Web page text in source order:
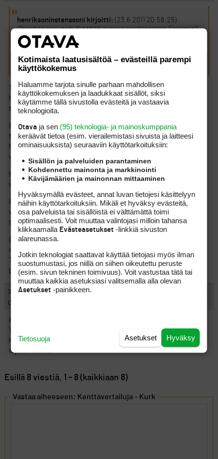
henriksoninstenssoni kirjoitti: (23.6.2011 20:58:25)
Onkohan joku pelaillut tänä vuonna nordcenterin Freamia?
Millaisessa kunnossa kenttä on? Onko oikeasti niin vaikea
mitä nordcenterin sivut ja slope taulukko väittävät? Ja
myöskin koska en sivuilta löytänyt väyläesittylejä löytänyt
niin onko kenttä kovin kapea ?
Taisin tuossa abt kuukausi sitten ihmetellä Freamin griinien
heikkoa toipumista remontista ja erittäin lievää kehitystä on
tapahtunut muutaman viikon aikana.
Etuysin 8. ainoa ns. laikuton griini alkutaipaleella –
takalenkilläkin griinien taso kokonaisuudessaan tyydyttävä –
hyvä että edes vihreitä pääosin väriltään ja heikosti
vastaanottavia.
Hirsalan kenttää vastaavasti voi suositella kuntonsa puolesta
vaativallekin pelaajalle per eilen.
Hieman suurimpia ryteikköjä väylien vierustoilta perattu viime
vuodesta, mutta edelleenkään ’out’- paalujen lisäämiselle ei
tarvetta nykykunnossakaan ole.
Olisikohan noita valkoisten paalujen reunustamia väyliä ollut
nykyisinkin puolisen tusinaa.
Tämä tosin mielikuvaan perustuva ynnäys – korjatkoon asiaan
perehtyneet.
30.6.2011 17:56:00 #439295 ILMOITA ASIATON VIESTI
Calce
Kiva kuulla että Kurk on hyvässä kunnossa.
Vuosaaren greenit ovat nyt aivan huimasti paremmassa
kunnossa kun kesäkuun alussa jolloin lumihomehoitoa oli tehty
rajulla kädellä.
Esillä 8 viestiä, 1 - 8 (kaikkiaan 8)
Vastaa aiheeseen: Kenttävertailuja – Kurk
Kotimaista laatusisältöä – evästeillä parempi
käyttökokemus
Haluamme tarjota sinulle parhaan mahdollisen
käyttökokemuksen ja laadukkaat sisällöt, siksi
käytämme tällä sivustolla evästeitä ja vastaavia
teknologioita.
Otava ja sen (95) teknologia- ja mainoskumppania
keräävät tietoa (esim. vierailemis­tasi sivuista ja laitteesi
ominaisuuk­sista) seuraaviin käyttötarkoituksiin:
Sisällön ja palveluiden parantaminen
Kohdennettu mainonta ja markkinointi
Kävijämäärien ja mainonnan mittaaminen
Hyväksymällä evästeet, annat luvan tietojesi käsittelyyn
näihin käyttötarkoituksiin. Mikäli et hyväksy evästeitä,
osa palveluista tai sisällöistä ei välttämättä toimi
optimaalisesti. Voit muuttaa valintojasi milloin tahansa
klikkaamalla Evästeasetukset -linkkiä sivuston
alareunassa.
Jotkin teknologiat saattavat käyttää tietojasi myös ilman
suostumustasi, jos niillä on siihen oikeutettu peruste
(esim. sivun tekninen toimivuus). Voit vastustaa tätä tai
muuttaa kaikkia asetuksiasi valitsemalla alla olevan
Asetukset -painikkeen.
Hyväksy
Asetukset
Tietosuoja